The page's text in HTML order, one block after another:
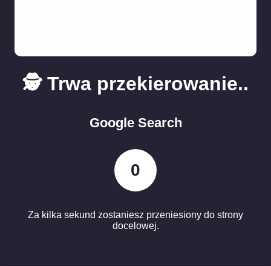
🕵️ Trwa przekierowanie..
Google Search
0
Za kilka sekund zostaniesz przeniesiony do strony
docelowej.